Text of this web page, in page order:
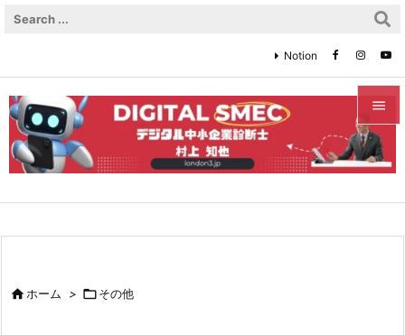


メニュ

Notion
ホーム > その他